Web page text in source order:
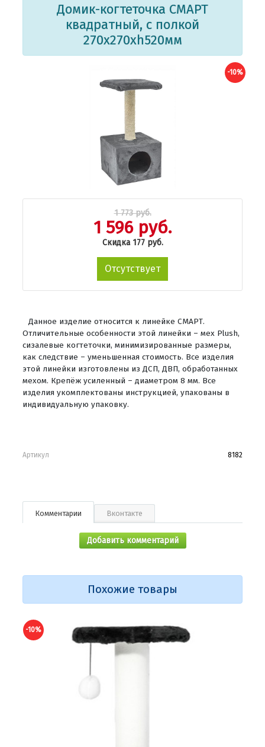
Домик-когтеточка СМАРТ
квадратный, с полкой
270х270хh520мм
-10%
1 773 руб.
1 596 руб.
Скидка 177 руб.
Отсутствует
Данное изделие относится к линейке СМАРТ.
Отличительные особенности этой линейки – мех Plush,
сизалевые когтеточки, минимизированные размеры,
как следствие – уменьшенная стоимость. Все изделия
этой линейки изготовлены из ДСП, ДВП, обработанных
мехом. Крепёж усиленный – диаметром 8 мм. Все
изделия укомплектованы инструкцией, упакованы в
индивидуальную упаковку.
Артикул 8182
Комментарии Вконтакте
Добавить комментарий
Похожие товары
-10%